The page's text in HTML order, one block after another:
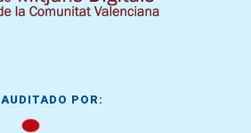
AUDITADO POR: